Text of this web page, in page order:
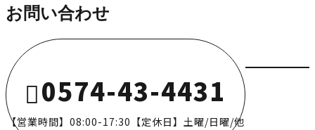
お問い合わせ
0574-43-4431
【営業時間】08:00-17:30【定休日】土曜/日曜/他